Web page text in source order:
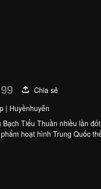
Chia sẻ
| Huyềnhuyễn
Tiểu Thuần nhiều lần
hoạt hình Trung Quốc